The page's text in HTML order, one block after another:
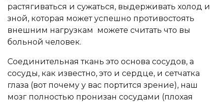
растягиваться и сужаться, выдерживать холод и
зной, которая может успешно противостоять
внешним нагрузкам можете считать что вы
больной человек.
Соединительная ткань это основа сосудов, а
сосуды, как известно, это и сердце, и сетчатка
глаза (вот почему у вас портится зрение), наш
мозг полностью пронизан сосудами (плохая